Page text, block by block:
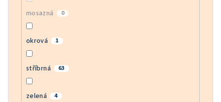
mosazná 0
okrová 1
stříbrná 63
zelená 4